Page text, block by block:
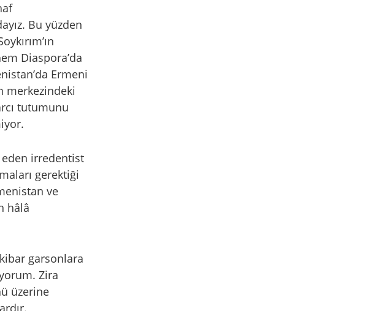
Bu yüzden
Diaspora’da
Ermeni
merkezindeki
tutumunu
eden irredentist
gerektiği
ve
hâlâ
garsonlara
Zira
üzerine